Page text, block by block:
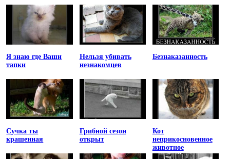
Я знаю где Ваши
тапки
Нельзя убивать
незнакомцев
Безнаказанность
Сучка ты
крашенная
Грибной сезон
открыт
Кот
неприкосновенное
животное